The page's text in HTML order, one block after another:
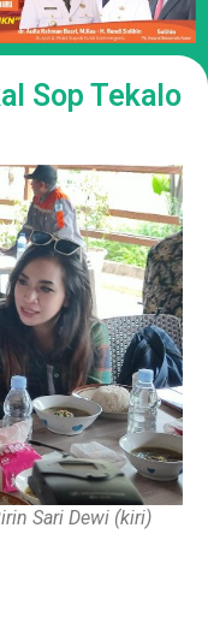
Sop Tekalo
Sari Dewi (kiri)